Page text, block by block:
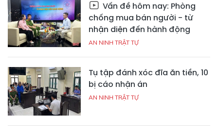
Vấn đề hôm nay: Phòng
chống mua bán người - từ
nhận diện đến hành động
AN NINH TRẬT TỰ
Tụ tập đánh xóc đĩa ăn tiền, 10
bị cáo nhận án
AN NINH TRẬT TỰ